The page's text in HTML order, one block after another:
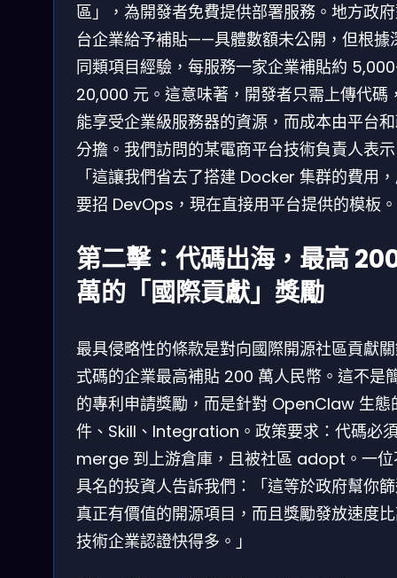
區」，為開發者免費提供部署服務。地方政
台企業給予補貼——具體數額未公開，但根據
同類項目經驗，每服務一家企業補貼約
20,000 元。這意味著，開發者只需上傳代碼
能享受企業級服務器的資源，而成本由平台
分擔。我們訪問的某電商平台技術負責人表
「這讓我們省去了搭建 Docker 集群的費用
要招 DevOps，現在直接用平台提供的模板
第二擊：代碼出海，最高
萬的「國際貢獻」獎勵
最具侵略性的條款是對向國際開源社區貢獻
式碼的企業最高補貼 200 萬人民幣。這不是
的專利申請獎勵，而是針對 OpenClaw 生態
件、Skill、Integration。政策要求：代碼必
merge 到上游倉庫，且被社區 adopt。一位
具名的投資人告訴我們：「這等於政府幫你
真正有價值的開源項目，而且獎勵發放速度
技術企業認證快得多。」